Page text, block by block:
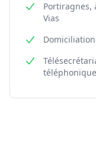
Portiragnes,
Vias
téléphonique